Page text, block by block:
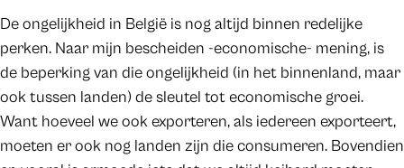
De ongelijkheid in België is nog altijd binnen redelijke
perken. Naar mijn bescheiden -economische- mening, is
de beperking van die ongelijkheid (in het binnenland, maar
ook tussen landen) de sleutel tot economische groei.
Want hoeveel we ook exporteren, als iedereen exporteert,
moeten er ook nog landen zijn die consumeren. Bovendien